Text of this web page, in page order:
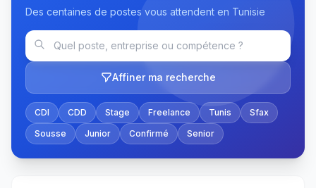
Des centaines de postes vous attendent en Tunisie
Affiner ma recherche
CDI CDD Stage Freelance Tunis
Sfax
Sousse
Junior Confirmé Senior